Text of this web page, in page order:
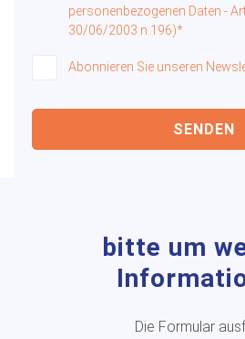
personenbezogenen Daten -
30/06/2003 n.196)*
Abonnieren Sie unseren
SENDEN
bitte um
Die Formular